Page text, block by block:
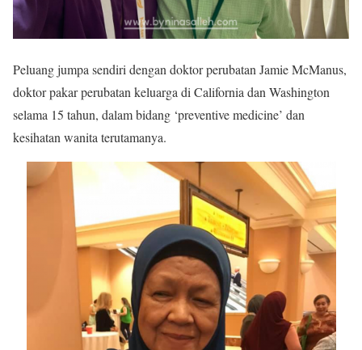
Peluang jumpa sendiri dengan doktor perubatan Jamie McManus,
doktor pakar perubatan keluarga di California dan Washington
selama 15 tahun, dalam bidang ‘preventive medicine’ dan
kesihatan wanita terutamanya.